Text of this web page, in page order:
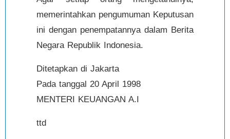
memerintahkan pengumuman Keputusan
ini dengan penempatannya dalam Berita
Negara Republik Indonesia.
Ditetapkan di Jakarta
Pada tanggal 20 April 1998
MENTERI KEUANGAN A.I
ttd